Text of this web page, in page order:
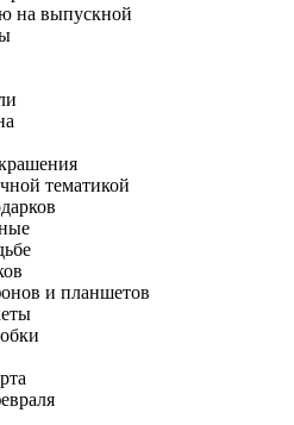
на выпускной
тематикой
и планшетов